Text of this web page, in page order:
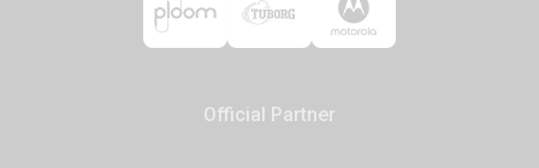
Official Partner